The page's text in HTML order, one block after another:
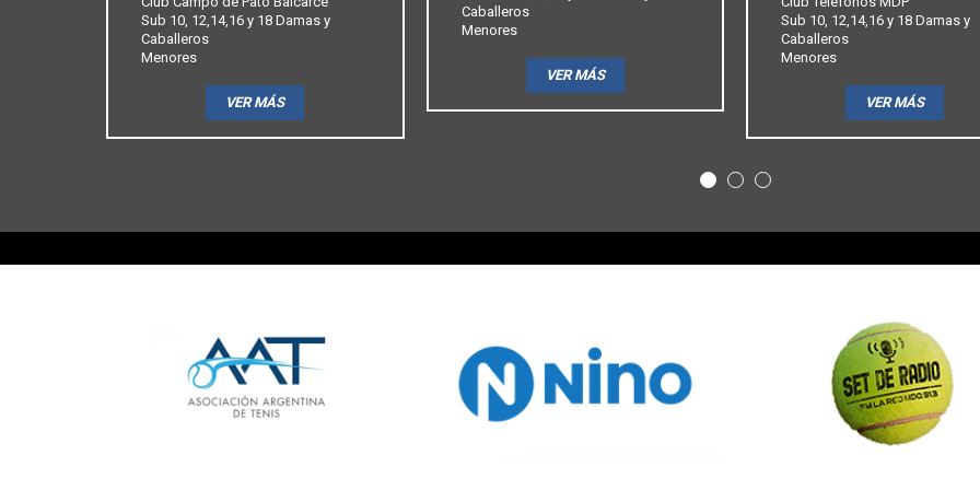
Sub 10, 12,14,16 y 18 Damas y
Caballeros
Menores
VER MÁS
Caballeros
Menores
VER MÁS
Sub 10, 12,14,16 y 18 Damas y
Caballeros
Menores
VER MÁS